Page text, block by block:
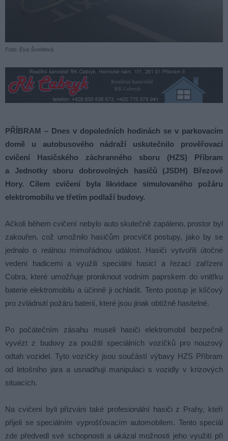
Foto: Eva Švehlová
PŘÍBRAM – Dnes v dopoledních hodinách se v parkovacím
domě u autobusového nádraží uskutečnilo prověřovací
cvičení Hasičského záchranného sboru (HZS) Příbram
a Jednotky sboru dobrovolných hasičů (JSDH) Březové
Hory. Cílem cvičení byla likvidace simulovaného požáru
elektromobilu ve třetím podlaží budovy.
Ačkoli během cvičení nebylo auto skutečně zapáleno, prostor byl
zakouřen, což umožnilo hasičům procvičit postupy, jako by se
jednalo o reálnou mimořádnou událost. Hasiči vytvořili útočné
vedení hadicemi a využili speciální hasicí a řezací zařízení
Cobra, které umožňuje proniknout vodním paprskem do vnitřku
baterie elektromobilu a účinně ji ochladit. Tento postup je klíčový
pro zvládnutí požáru baterií, které jsou jinak obtížně hasitelné.
Po počátečním zásahu museli hasiči elektromobil bezpečně
vyvézt z budovy za použití speciálních vozíčků pro nouzový
odtah vozidel. Tyto vozíčky jsou součástí výbavy HZS Příbram
od letošního jara a usnadňují manipulaci s vozidly v krizových
situacích.
Na cvičení byli přizváni také profesionální hasiči z Prahy, kteří
přijeli se speciálním vyprošťovacím automobilem. Tento speciál
zde předvedl své schopnosti a ukázal možnosti jeho využití při